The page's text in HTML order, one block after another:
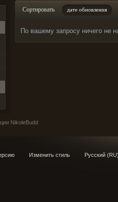
Сортировать дате обновления
По вашему запросу ничего не
NikoleBudd
Изменить стиль Русский